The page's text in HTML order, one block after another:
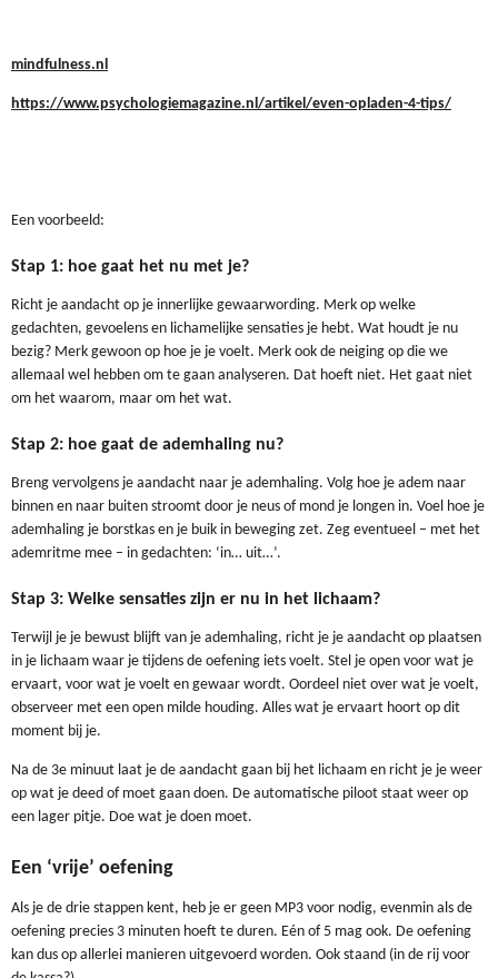
mindfulness.nl
https://www.psychologiemagazine.nl/artikel/even-opladen-4-tips/
Een voorbeeld:
Stap 1: hoe gaat het nu met je?
Richt je aandacht op je innerlijke gewaarwording. Merk op welke
gedachten, gevoelens en lichamelijke sensaties je hebt. Wat houdt je nu
bezig? Merk gewoon op hoe je je voelt. Merk ook de neiging op die we
allemaal wel hebben om te gaan analyseren. Dat hoeft niet. Het gaat niet
om het waarom, maar om het wat.
Stap 2: hoe gaat de ademhaling nu?
Breng vervolgens je aandacht naar je ademhaling. Volg hoe je adem naar
binnen en naar buiten stroomt door je neus of mond je longen in. Voel hoe je
ademhaling je borstkas en je buik in beweging zet. Zeg eventueel – met het
ademritme mee – in gedachten: ‘in… uit…’.
Stap 3: Welke sensaties zijn er nu in het lichaam?
Terwijl je je bewust blijft van je ademhaling, richt je je aandacht op plaatsen
in je lichaam waar je tijdens de oefening iets voelt. Stel je open voor wat je
ervaart, voor wat je voelt en gewaar wordt. Oordeel niet over wat je voelt,
observeer met een open milde houding. Alles wat je ervaart hoort op dit
moment bij je.
Na de 3e minuut laat je de aandacht gaan bij het lichaam en richt je je weer
op wat je deed of moet gaan doen. De automatische piloot staat weer op
een lager pitje. Doe wat je doen moet.
Een ‘vrije’ oefening
Als je de drie stappen kent, heb je er geen MP3 voor nodig, evenmin als de
oefening precies 3 minuten hoeft te duren. Eén of 5 mag ook. De oefening
kan dus op allerlei manieren uitgevoerd worden. Ook staand (in de rij voor